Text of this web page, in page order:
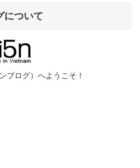
について
ブログ）へようこそ！